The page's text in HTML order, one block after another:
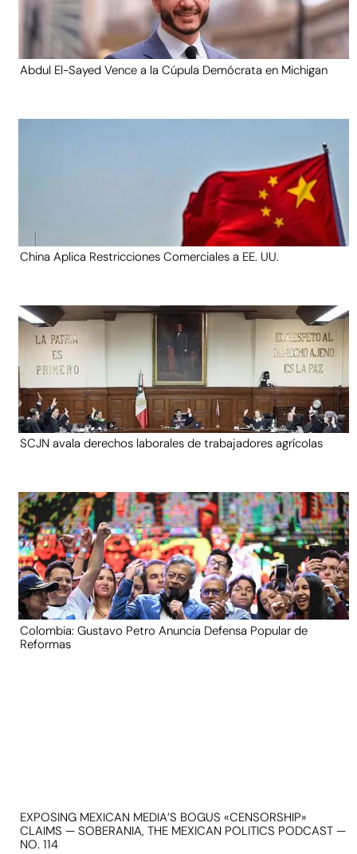
Abdul El-Sayed Vence a la Cúpula Demócrata en Michigan
China Aplica Restricciones Comerciales a EE. UU.
SCJN avala derechos laborales de trabajadores agrícolas
Colombia: Gustavo Petro Anuncia Defensa Popular de
Reformas
EXPOSING MEXICAN MEDIA’S BOGUS «CENSORSHIP»
CLAIMS — SOBERANIA, THE MEXICAN POLITICS PODCAST —
NO. 114